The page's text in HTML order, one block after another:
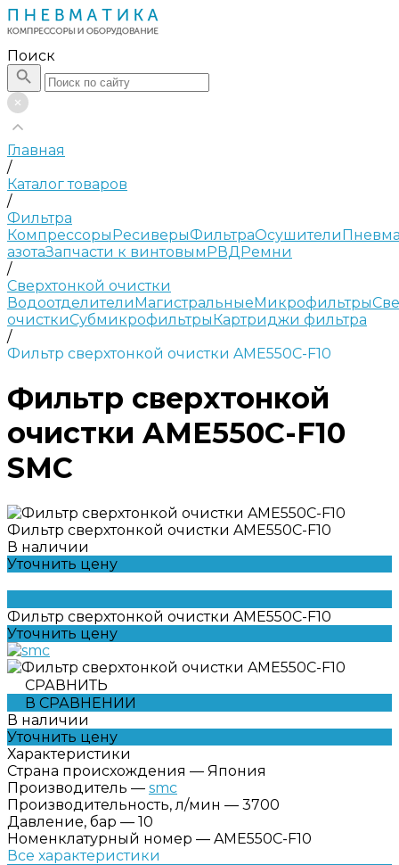
Поиск
Главная
/
Каталог товаров
/
Фильтра
КомпрессорыРесиверыФильтраОсушители
азотаЗапчасти к винтовымРВДРемни
/
Сверхтонкой очистки
ВодоотделителиМагистральныеМикрофильтры
очисткиСубмикрофильтрыКартриджи фильтра
/
Фильтр сверхтонкой очистки AME550C-F10
Фильтр сверхтонкой
очистки AME550C-F10
SMC
Фильтр сверхтонкой очистки AME550C-F10
В наличии
Уточнить цену
Фильтр сверхтонкой очистки AME550C-F10
Уточнить цену
СРАВНИТЬ
В СРАВНЕНИИ
В наличии
Уточнить цену
Характеристики
Страна происхождения — Япония
Производитель — smc
Производительность, л/мин — 3700
Давление, бар — 10
Номенклатурный номер — AME550C-F10
Все характеристики